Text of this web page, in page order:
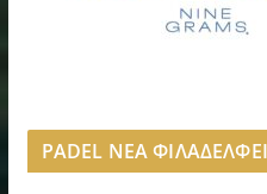
PADEL ΝΕΑ